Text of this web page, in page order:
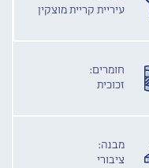
עיריית קריית מוצקין
חומרים:
זכוכית
מבנה:
ציבורי